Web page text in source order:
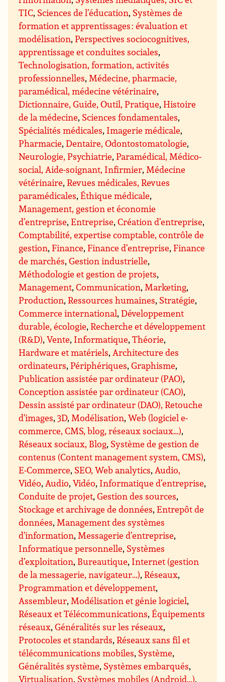
TIC, Sciences de l’éducation, Systèmes de
formation et apprentissages : évaluation et
modélisation,Perspectives sociocognitives,
apprentissage et conduites sociales,
Technologisation, formation, activités
professionnelles, Médecine, pharmacie,
paramédical, médecine vétérinaire,
Dictionnaire, Guide, Outil, Pratique,Histoire
de la médecine, Sciences fondamentales,
Spécialités médicales, Imagerie médicale,
Pharmacie,Dentaire, Odontostomatologie,
Neurologie, Psychiatrie,Paramédical, Médico-
social, Aide-soignant, Infirmier, Médecine
vétérinaire,Revues médicales, Revues
paramédicales,Éthique médicale,
Management, gestion et économie
d’entreprise,Entreprise,Création d’entreprise,
Comptabilité, expertise comptable, contrôle de
gestion,Finance,Finance d’entreprise,Finance
de marchés,Gestion industrielle,
Méthodologie et gestion de projets,
Management,Communication, Marketing,
Production,Ressources humaines, Stratégie,
Commerce international,Développement
durable, écologie,Recherche et développement
(R&D),Vente, Informatique,Théorie,
Hardware et matériels, Architecture des
ordinateurs,Périphériques,Graphisme,
Publication assistée par ordinateur (PAO),
Conception assistée par ordinateur (CAO),
Dessin assisté par ordinateur (DAO), Retouche
d’images,3D, Modélisation,Web (logiciel e-
commerce, CMS, blog, réseaux sociaux…),
Réseaux sociaux, Blog, Système de gestion de
contenus (Content management system, CMS),
E-Commerce, SEO, Web analytics, Audio,
Vidéo, Audio,Vidéo, Informatique d’entreprise,
Conduite de projet,Gestion des sources,
Stockage et archivage de données,Entrepôt de
données, Management des systèmes
d’information, Messagerie d’entreprise,
Informatique personnelle, Systèmes
d’exploitation, Bureautique, Internet (gestion
de la messagerie, navigateur…),Réseaux,
Programmation et développement,
Assembleur, Modélisation et génie logiciel,
Réseaux et Télécommunications,Équipements
réseaux,Généralités sur les réseaux,
Protocoles et standards,Réseaux sans fil et
télécommunications mobiles, Système,
Généralités système, Systèmes embarqués,
Virtualisation, Systèmes mobiles (Android…),